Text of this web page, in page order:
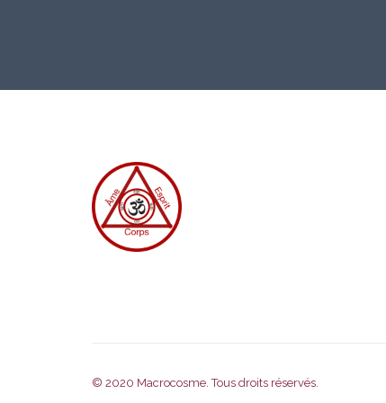
© 2020 Macrocosme. Tous droits réservés.